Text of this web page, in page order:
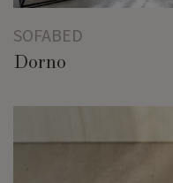
SOFABED
Dorno